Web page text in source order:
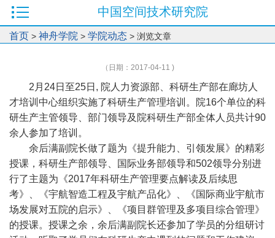
中国空间技术研究院
首页 > 神舟学院 > 学院动态 > 浏览文章
（日期：2017-04-11 )
2月24日至25日, 院人力资源部、科研生产部在廊坊人
才培训中心组织实施了科研生产管理培训。院16个单位的科
研生产主管领导、部门领导及院科研生产部全体人员共计90
余人参加了培训。
余后满副院长做了题为《提升能力、引领发展》的精彩
授课，科研生产部领导、国际业务部领导和502领导分别进
行了主题为《2017年科研生产管理要点解读及后续思
考》、《宇航智造工程及宇航产品化》、《国际商业宇航市
场发展对五院的启示》、《项目群管理及多项目综合管理》
的授课。授课之余，余后满副院长还参加了学员的分组研讨